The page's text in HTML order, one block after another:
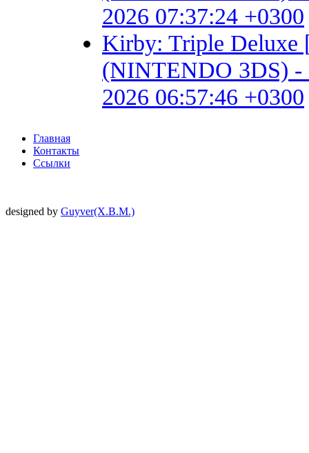
2026 07:37:24 +0300
Kirby: Triple
(NINTENDO 3DS) -
2026 06:57:46 +0300
Главная
Контакты
Ссылки
designed by Guyver(X.B.M.)